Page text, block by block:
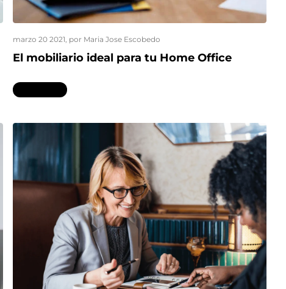
marzo 20 2021 , por Maria Jose Escobedo
El mobiliario ideal para tu Home Office
Leer más...